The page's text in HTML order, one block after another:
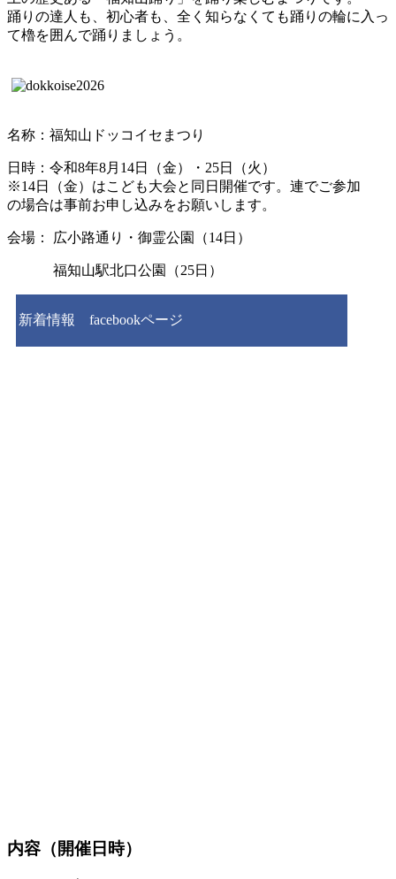
踊りの達人も、初心者も、全く知らなくても踊りの輪に入っ
て櫓を囲んで踊りましょう。
名称：福知山ドッコイセまつり
日時：令和8年8月14日（金）・25日（火）
※14日（金）はこども大会と同日開催です。連でご参加
の場合は事前お申し込みをお願いします。
会場： 広小路通り・御霊公園（14日）
福知山駅北口公園（25日）
新着情報 facebookページ
内容（開催日時）